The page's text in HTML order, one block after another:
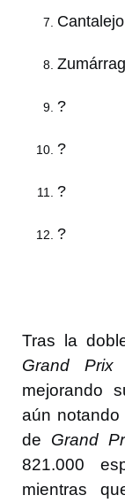
?
?
?
?
Tras la
Grand Prix
mejorando
aún
de Grand
821.000
mientras